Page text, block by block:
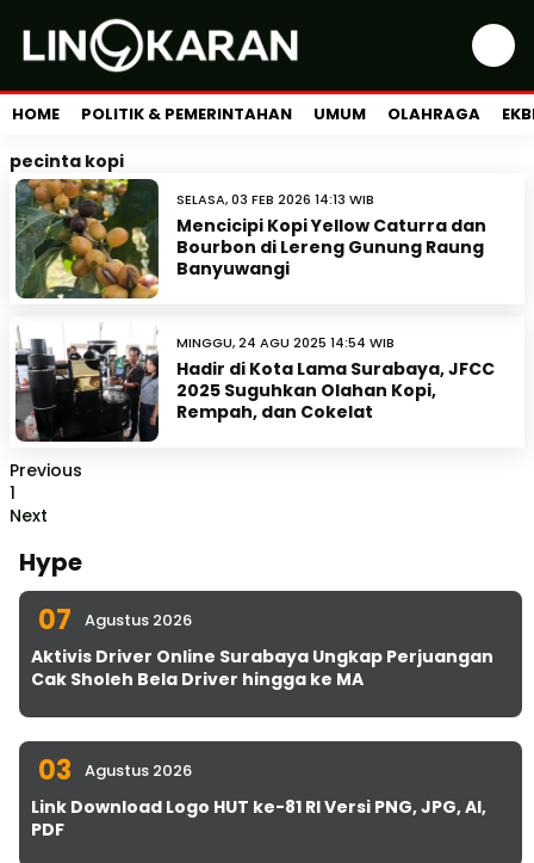
HOME POLITIK & PEMERINTAHAN UMUM OLAHRAGA
pecinta kopi
SELASA, 03 FEB 2026 14:13 WIB
Mencicipi Kopi Yellow Caturra dan
Bourbon di Lereng Gunung Raung
Banyuwangi
MINGGU, 24 AGU 2025 14:54 WIB
Hadir di Kota Lama Surabaya, JFCC
2025 Suguhkan Olahan Kopi,
Rempah, dan Cokelat
Previous
1
Next
Hype
07 Agustus 2026
Aktivis Driver Online Surabaya Ungkap Perjuangan
Cak Sholeh Bela Driver hingga ke MA
03 Agustus 2026
Link Download Logo HUT ke-81 RI Versi PNG, JPG, AI,
PDF